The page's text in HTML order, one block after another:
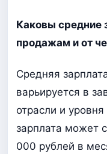
Каковы средние
продажам и от
Средняя
варьируется в
отрасли и
зарплата может
000 рублей в